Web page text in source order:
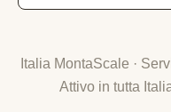
Italia MontaScale ·
Attivo in tutta